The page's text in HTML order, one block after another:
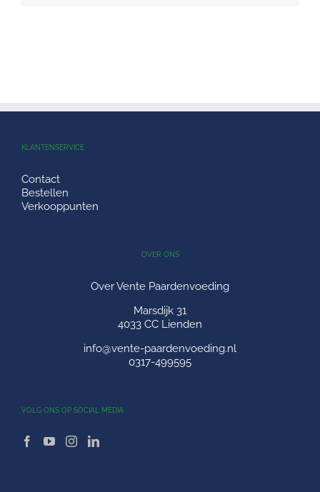
KLANTENSERVICE
Contact
Bestellen
Verkooppunten
OVER ONS
Over Vente Paardenvoeding
Marsdijk 31
4033 CC Lienden
info@vente-paardenvoeding.nl
0317-499595
VOLG ONS OP SOCIAL MEDIA